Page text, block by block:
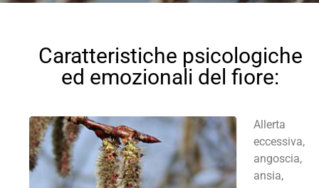
Caratteristiche psicologiche
ed emozionali del fiore:
Allerta
eccessiva,
angoscia,
ansia,